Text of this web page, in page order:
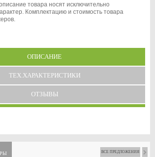
товара носят исключительно
Комплектацию и стоимость товара
ОПИСАНИЕ
ТЕХ.ХАРАКТЕРИСТИКИ
ОТЗЫВЫ
ВСЕ ПРЕДЛОЖЕНИЯ